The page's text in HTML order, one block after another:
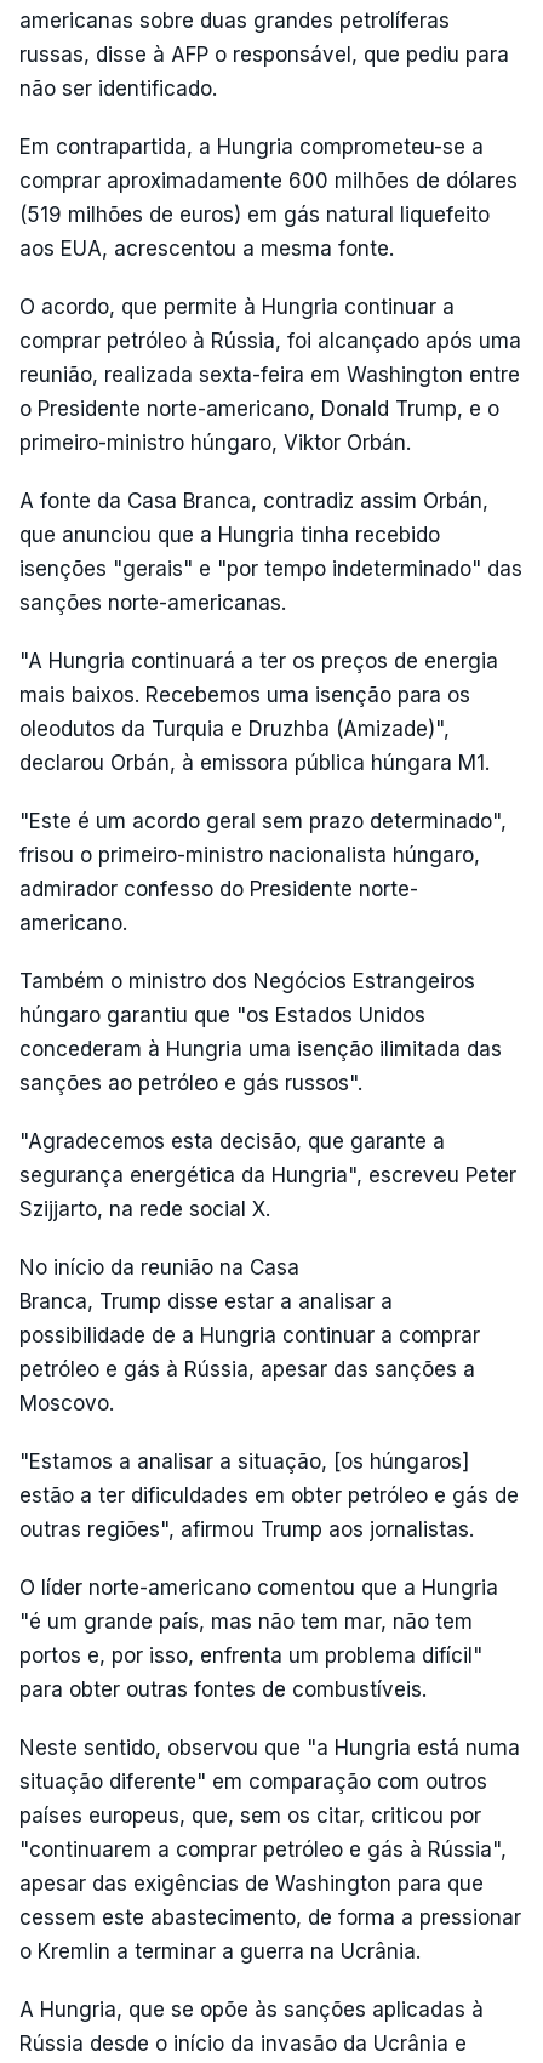
americanas sobre duas grandes petrolíferas
russas, disse à AFP o responsável, que pediu para
não ser identificado.
Em contrapartida, a Hungria comprometeu-se a
comprar aproximadamente 600 milhões de dólares
(519 milhões de euros) em gás natural liquefeito
aos EUA, acrescentou a mesma fonte.
O acordo, que permite à Hungria continuar a
comprar petróleo à Rússia, foi alcançado após uma
reunião, realizada sexta-feira em Washington entre
o Presidente norte-americano, Donald Trump, e o
primeiro-ministro húngaro, Viktor Orbán.
A fonte da Casa Branca, contradiz assim Orbán,
que anunciou que a Hungria tinha recebido
isenções "gerais" e "por tempo indeterminado" das
sanções norte-americanas.
"A Hungria continuará a ter os preços de energia
mais baixos. Recebemos uma isenção para os
oleodutos da Turquia e Druzhba (Amizade)",
declarou Orbán, à emissora pública húngara M1.
"Este é um acordo geral sem prazo determinado",
frisou o primeiro-ministro nacionalista húngaro,
admirador confesso do Presidente norte-
americano.
Também o ministro dos Negócios Estrangeiros
húngaro garantiu que "os Estados Unidos
concederam à Hungria uma isenção ilimitada das
sanções ao petróleo e gás russos".
"Agradecemos esta decisão, que garante a
segurança energética da Hungria", escreveu Peter
Szijjarto, na rede social X.
No início da reunião na Casa
Branca, Trump disse estar a analisar a
possibilidade de a Hungria continuar a comprar
petróleo e gás à Rússia, apesar das sanções a
Moscovo.
"Estamos a analisar a situação, [os húngaros]
estão a ter dificuldades em obter petróleo e gás de
outras regiões", afirmou Trump aos jornalistas.
O líder norte-americano comentou que a Hungria
"é um grande país, mas não tem mar, não tem
portos e, por isso, enfrenta um problema difícil"
para obter outras fontes de combustíveis.
Neste sentido, observou que "a Hungria está numa
situação diferente" em comparação com outros
países europeus, que, sem os citar, criticou por
"continuarem a comprar petróleo e gás à Rússia",
apesar das exigências de Washington para que
cessem este abastecimento, de forma a pressionar
o Kremlin a terminar a guerra na Ucrânia.
A Hungria, que se opõe às sanções aplicadas à
Rússia desde o início da invasão da Ucrânia e